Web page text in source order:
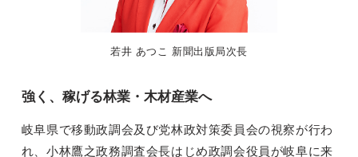
若井 あつこ 新聞出版局次長
強く、稼げる林業・木材産業へ
岐阜県で移動政調会及び党林政対策委員会の視察が行わ
れ、小林鷹之政務調査会長はじめ政調会役員が岐阜に来